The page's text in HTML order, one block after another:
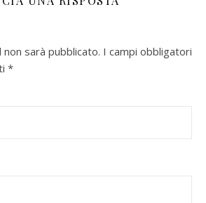
sarà pubblicato. I campi obbligatori
*